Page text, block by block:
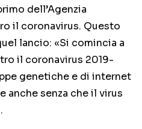
dell’Agenzia
il coronavirus. Questo
lancio: «Si comincia a
il coronavirus 2019-
genetiche e di internet
anche senza che il virus